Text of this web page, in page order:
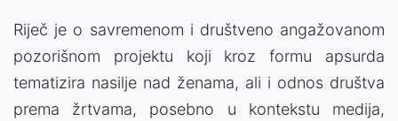
Riječ je o savremenom i društveno angažovanom
pozorišnom projektu koji kroz formu apsurda
tematizira nasilje nad ženama, ali i odnos društva
prema žrtvama, posebno u kontekstu medija,